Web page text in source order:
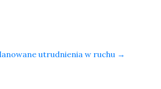
utrudnienia w ruchu →